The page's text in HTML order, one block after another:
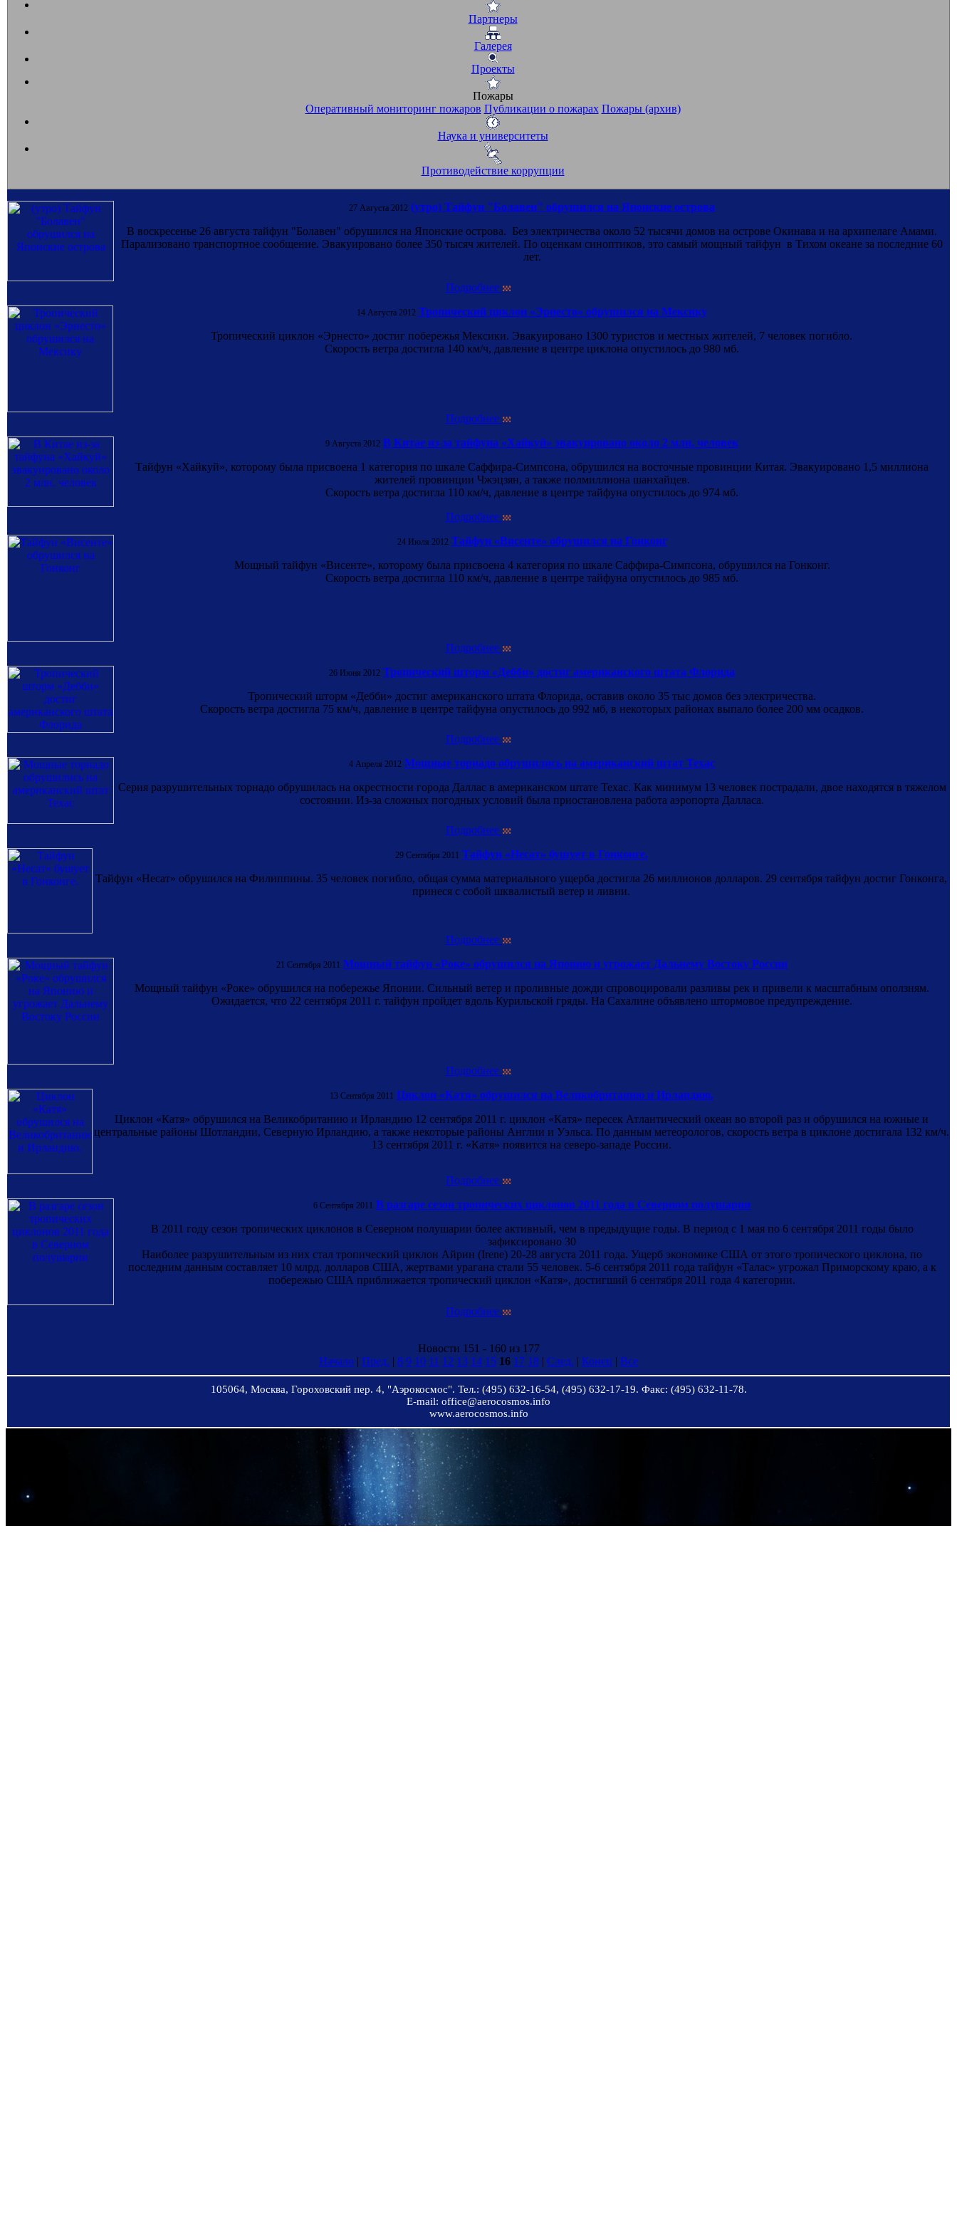
Партнеры
Галерея
Проекты
Пожары
Оперативный мониторинг пожаров Публикации о пожарах Пожары (архив)
Наука и университеты
Противодействие коррупции
27 Августа 2012 (утро) Тайфун "Болавен" обрушился на Японские острова
В воскресенье 26 августа тайфун "Болавен" обрушился на Японские острова. Без электричества около 52 тысячи домов на острове Окинава и на архипелаге Амами.
Парализовано транспортное сообщение. Эвакуировано более 350 тысяч жителей. По оценкам синоптиков, это самый мощный тайфун в Тихом океане за последние 60
лет.
Подробнее
14 Августа 2012 Тропический циклон «Эрнесто» обрушился на Мексику
Тропический циклон «Эрнесто» достиг побережья Мексики. Эвакуировано 1300 туристов и местных жителей, 7 человек погибло.
Скорость ветра достигла 140 км/ч, давление в центре циклона опустилось до 980 мб.
Подробнее
9 Августа 2012 В Китае из-за тайфуна «Хайкуй» эвакуировано около 2 млн. человек
Тайфун «Хайкуй», которому была присвоена 1 категория по шкале Саффира-Симпсона, обрушился на восточные провинции Китая. Эвакуировано 1,5 миллиона
жителей провинции Чжэцзян, а также полмиллиона шанхайцев.
Скорость ветра достигла 110 км/ч, давление в центре тайфуна опустилось до 974 мб.
Подробнее
24 Июля 2012 Тайфун «Висенте» обрушился на Гонконг
Мощный тайфун «Висенте», которому была присвоена 4 категория по шкале Саффира-Симпсона, обрушился на Гонконг.
Скорость ветра достигла 110 км/ч, давление в центре тайфуна опустилось до 985 мб.
Подробнее
26 Июня 2012 Тропический шторм «Дебби» достиг американского штата Флорида
Тропический шторм «Дебби» достиг американского штата Флорида, оставив около 35 тыс домов без электричества.
Скорость ветра достигла 75 км/ч, давление в центре тайфуна опустилось до 992 мб, в некоторых районах выпало более 200 мм осадков.
Подробнее
4 Апреля 2012 Мощные торнадо обрушились на американский штат Техас
Серия разрушительных торнадо обрушилась на окрестности города Даллас в американском штате Техас. Как минимум 13 человек пострадали, двое находятся в тяжелом
состоянии. Из-за сложных погодных условий была приостановлена работа аэропорта Далласа.
Подробнее
29 Сентября 2011 Тайфун «Несат» бушует в Гонконге.
Тайфун «Несат» обрушился на Филиппины. 35 человек погибло, общая сумма материального ущерба достигла 26 миллионов долларов. 29 сентября тайфун достиг Гонконга,
принеся с собой шквалистый ветер и ливни.
Подробнее
21 Сентября 2011 Мощный тайфун «Роке» обрушился на Японию и угрожает Дальнему Востоку России
Мощный тайфун «Роке» обрушился на побережье Японии. Сильный ветер и проливные дожди спровоцировали разливы рек и привели к масштабным оползням.
Ожидается, что 22 сентября 2011 г. тайфун пройдет вдоль Курильской гряды. На Сахалине объявлено штормовое предупреждение.
Подробнее
13 Сентября 2011 Циклон «Катя» обрушился на Великобританию и Ирландию.
Циклон «Катя» обрушился на Великобританию и Ирландию 12 сентября 2011 г. циклон «Катя» пересек Атлантический океан во второй раз и обрушился на южные и
центральные районы Шотландии, Северную Ирландию, а также некоторые районы Англии и Уэльса. По данным метеорологов, скорость ветра в циклоне достигала 132 км/ч.
13 сентября 2011 г. «Катя» появится на северо-западе России.
Подробнее
6 Сентября 2011 В разгаре сезон тропических циклонов 2011 года в Северном полушарии
В 2011 году сезон тропических циклонов в Северном полушарии более активный, чем в предыдущие годы. В период с 1 мая по 6 сентября 2011 годы было
зафиксировано 30
Наиболее разрушительным из них стал тропический циклон Айрин (Irene) 20-28 августа 2011 года. Ущерб экономике США от этого тропического циклона, по
последним данным составляет 10 млрд. долларов США, жертвами урагана стали 55 человек. 5-6 сентября 2011 года тайфун «Талас» угрожал Приморскому краю, а к
побережью США приближается тропический циклон «Катя», достигший 6 сентября 2011 года 4 категории.
Подробнее
Новости 151 - 160 из 177
Начало | Пред. | 8 9 10 11 12 13 14 15 16 17 18 | След. | Конец | Все
105064, Москва, Гороховский пер. 4, "Аэрокосмос". Тел.: (495) 632-16-54, (495) 632-17-19. Факс: (495) 632-11-78.
E-mail: office@aerocosmos.info
www.aerocosmos.info